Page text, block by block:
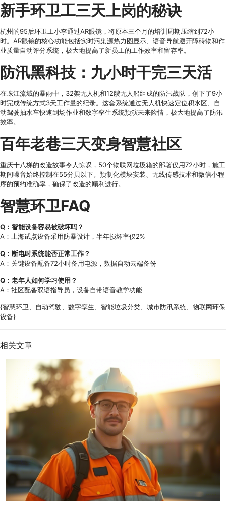
新手环卫工三天上岗的秘诀
杭州的95后环卫工小李通过AR眼镜，将原本三个月的培训周期压缩到72小
时。AR眼镜的核心功能包括实时污染源热力图显示、语音导航避开障碍物和作
业质量自动评分系统，极大地提高了新员工的工作效率和留存率。
防汛黑科技：九小时干完三天活
在珠江流域的暴雨中，32架无人机和12艘无人船组成的防汛战队，创下了9小
时完成传统方式3天工作量的纪录。这套系统通过无人机快速定位积水区、自
动驾驶抽水车快速到场作业和数字孪生系统预演未来险情，极大地提高了防汛
效率。
百年老巷三天变身智慧社区
重庆十八梯的改造故事令人惊叹，50个物联网垃圾箱的部署仅用72小时，施工
期间噪音始终控制在55分贝以下。预制化模块安装、无线传感技术和微信小程
序的预约准确率，确保了改造的顺利进行。
智慧环卫FAQ
Q：智能设备容易被破坏吗？
A：上海试点设备采用防暴设计，半年损坏率仅2%
Q：断电时系统能否正常工作？
A：关键设备配备72小时备用电源，数据自动云端备份
Q：老年人如何学习使用？
A：社区配备双语指导员，设备自带语音教学功能
{智慧环卫、自动驾驶、数字孪生、智能垃圾分类、城市防汛系统、物联网环保
设备}
相关文章